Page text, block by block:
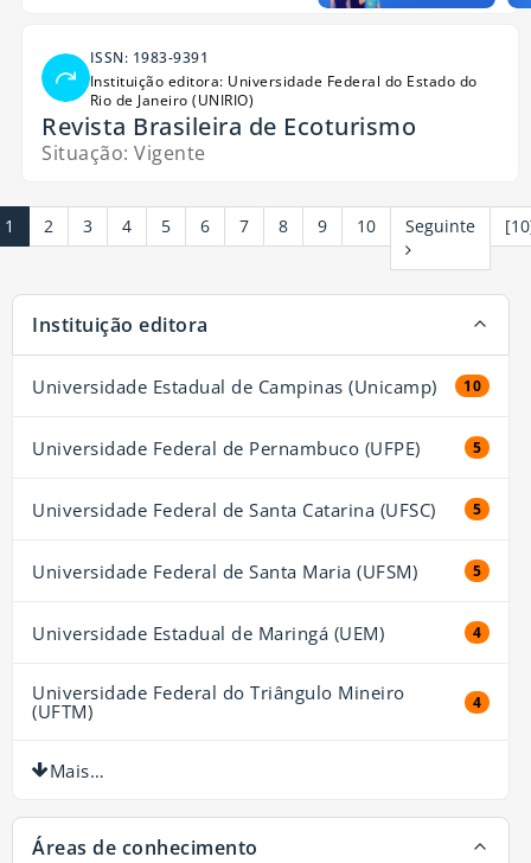
ISSN: 1983-9391
Instituição editora: Universidade Federal do Estado do
Rio de Janeiro (UNIRIO)
Revista Brasileira de Ecoturismo
Situação: Vigente
1 2 3 4 5 6 7 8 9 10 Seguinte
A página será recarregada quando um filtro for selecionado ou
excluído.
Instituição editora
Universidade Estadual de Campinas (Unicamp) 10
10
Universidade Federal de Pernambuco (UFPE) 5
5
Universidade Federal de Santa Catarina (UFSC) 5
5
Universidade Federal de Santa Maria (UFSM) 5
5
Universidade Estadual de Maringá (UEM) 4
4
Universidade Federal do Triângulo Mineiro
(UFTM)
4
4
Mais…
Áreas de conhecimento